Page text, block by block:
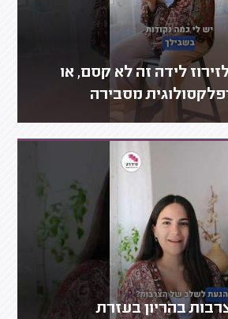
לידה זה לא קסם, או
בהריון בעזרת